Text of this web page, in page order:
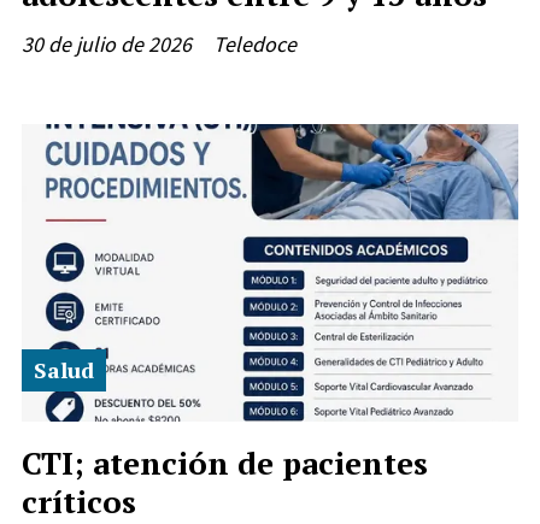
Teledoce
30 de julio de 2026
CTI; atención de pacientes
críticos
Salud